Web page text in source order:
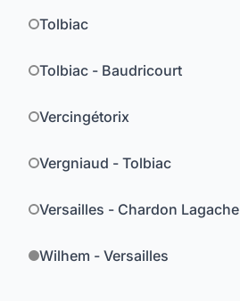
Tolbiac
Tolbiac - Baudricourt
Vercingétorix
Vergniaud - Tolbiac
Versailles - Chardon Lagache
Wilhem - Versailles